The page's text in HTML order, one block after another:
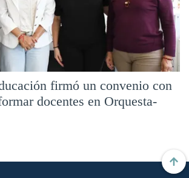
firmó un convenio con
docentes en Orquesta-